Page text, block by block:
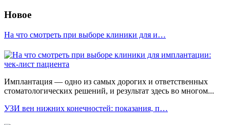
Новое
На что смотреть при выборе клиники для и…
Имплантация — одно из самых дорогих и ответственных
стоматологических решений, и результат здесь во многом...
УЗИ вен нижних конечностей: показания, п…